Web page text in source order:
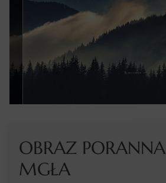
OBRAZ PORANNA
MGŁA